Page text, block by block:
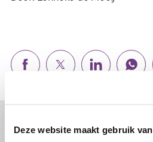
Deze website maakt gebruik
Lees verder...